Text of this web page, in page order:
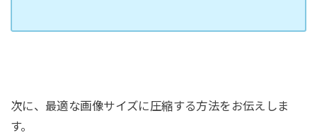
次に、最適な画像サイズに圧縮する方法をお伝えしま
す。